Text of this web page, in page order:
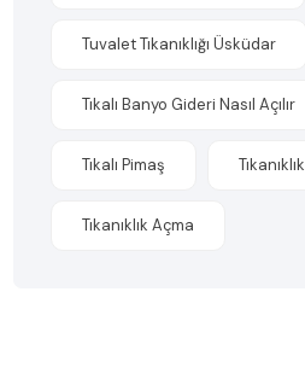
Tuvalet Tıkanıklığı Üsküdar
Tıkalı Banyo Gideri Nasıl Açılır
Tıkalı Pimaş Tıkanıklık
Tıkanıklık Açma